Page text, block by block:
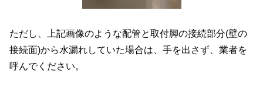
ただし、上記画像のような配管と取付脚の接続部分(壁の
接続面)から水漏れしていた場合は、手を出さず、業者を
呼んでください。